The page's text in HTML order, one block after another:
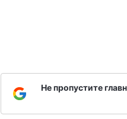
Не пропустите